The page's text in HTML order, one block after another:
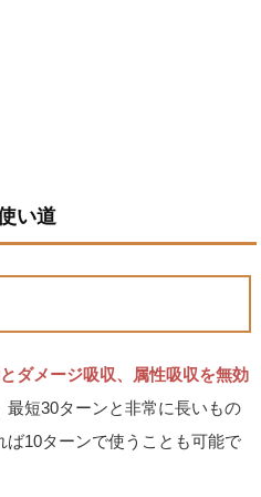
い道
ダメージ吸収、属性吸収を無効
最短30ターンと非常に長いもの
10ターンで使うことも可能で